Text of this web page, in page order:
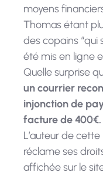
moyens
Thomas étant
des copains “qui
été mis en ligne
Quelle surprise
un courrier
injonction de
facture de 400€.
L’auteur de
réclame ses
affichée sur le